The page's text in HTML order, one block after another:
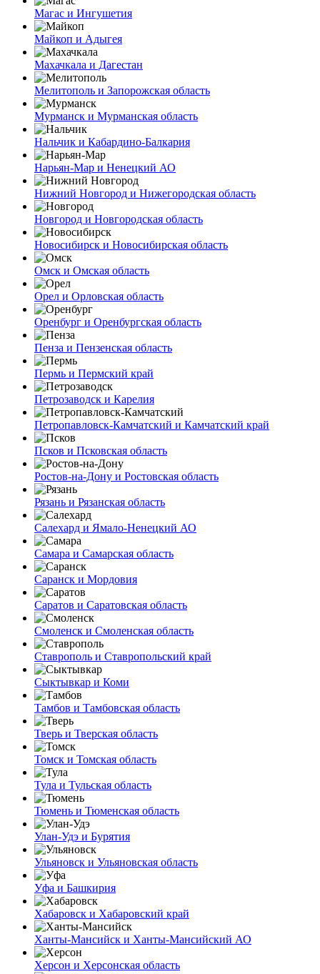
Магас и Ингушетия
Майкоп и Адыгея
Махачкала и Дагестан
Мелитополь и Запорожская область
Мурманск и Мурманская область
Нальчик и Кабардино-Балкария
Нарьян-Мар и Ненецкий АО
Нижний Новгород и Нижегородская область
Новгород и Новгородская область
Новосибирск и Новосибирская область
Омск и Омская область
Орел и Орловская область
Оренбург и Оренбургская область
Пенза и Пензенская область
Пермь и Пермский край
Петрозаводск и Карелия
Петропавловск-Камчатский и Камчатский край
Псков и Псковская область
Ростов-на-Дону и Ростовская область
Рязань и Рязанская область
Салехард и Ямало-Ненецкий АО
Самара и Самарская область
Саранск и Мордовия
Саратов и Саратовская область
Смоленск и Смоленская область
Ставрополь и Ставропольский край
Сыктывкар и Коми
Тамбов и Тамбовская область
Тверь и Тверская область
Томск и Томская область
Тула и Тульская область
Тюмень и Тюменская область
Улан-Удэ и Бурятия
Ульяновск и Ульяновская область
Уфа и Башкирия
Хабаровск и Хабаровский край
Ханты-Мансийск и Ханты-Мансийский АО
Херсон и Херсонская область